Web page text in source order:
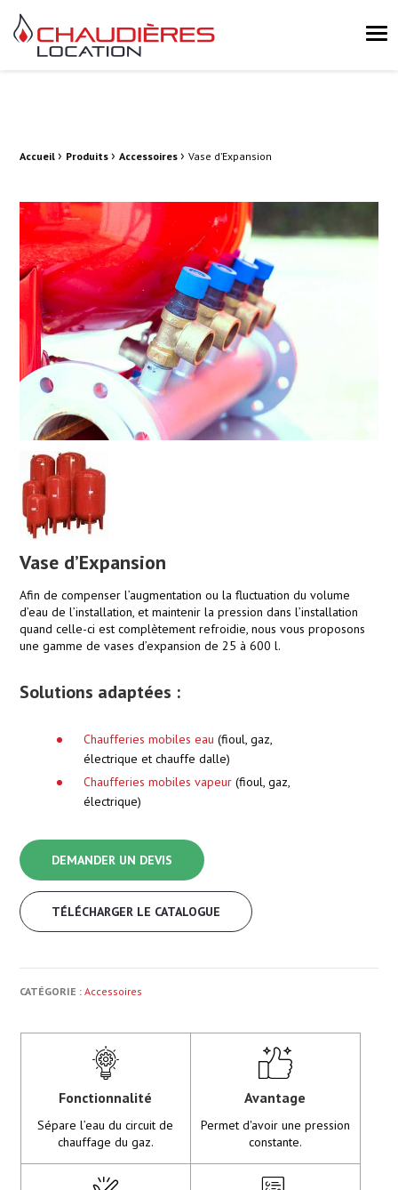
Chaudières Location Location de chaudière et chaufferie mobile
Fil d'Ariane :
Accueil › Produits › Accessoires › Vase d’Expansion
Vase d’Expansion
Afin de compenser l’augmentation ou la fluctuation du volume
d’eau de l’installation, et maintenir la pression dans l’installation
quand celle-ci est complètement refroidie, nous vous proposons
une gamme de vases d’expansion de 25 à 600 l.
Solutions adaptées :
Chaufferies mobiles eau (fioul, gaz,
électrique et chauffe dalle)
Chaufferies mobiles vapeur (fioul, gaz,
électrique)
DEMANDER UN DEVIS
TÉLÉCHARGER LE CATALOGUE
CATÉGORIE : Accessoires
Fonctionnalité
Sépare l’eau du circuit de
chauffage du gaz.
Avantage
Permet d'avoir une pression
constante.